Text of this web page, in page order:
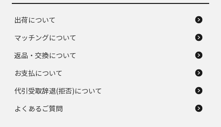
出荷について
マッチングについて
返品・交換について
お支払について
代引受取辞退(拒否)について
よくあるご質問